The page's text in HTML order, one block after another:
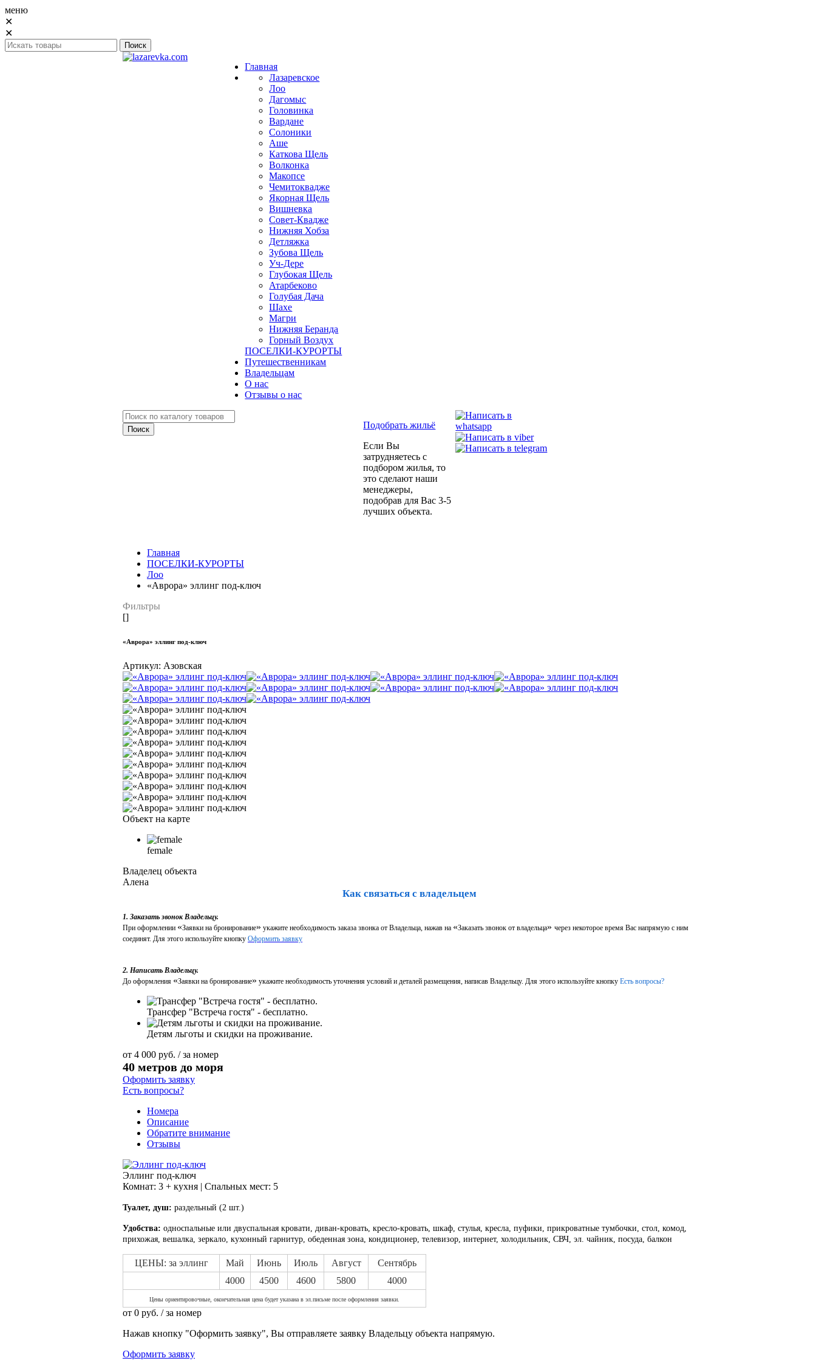
меню
✕
✕
Главная
Лазаревское
Лоо
Дагомыс
Головинка
Вардане
Солоники
Аше
Каткова Щель
Волконка
Макопсе
Чемитоквадже
Якорная Щель
Вишневка
Совет-Квадже
Нижняя Хобза
Детляжка
Зубова Щель
Уч-Дере
Глубокая Щель
Атарбеково
Голубая Дача
Шахе
Магри
Нижняя Беранда
Горный Воздух
ПОСЕЛКИ-КУРОРТЫ
Путешественникам
Владельцам
О нас
Отзывы о нас
Подобрать жильё
Если Вы
затрудняетесь с
подбором жилья, то
это сделают наши
менеджеры,
подобрав для Вас 3-5
лучших объекта.
Главная
ПОСЕЛКИ-КУРОРТЫ
Лоо
«Аврора» эллинг под-ключ
Фильтры
[]
«Аврора» эллинг под-ключ
Артикул: Азовская
Объект на карте
female
Владелец объекта
Алена
Как связаться с владельцем
1. Заказать звонок Владельцу.
При оформлении «Заявки на бронирование» укажите необходимость заказа звонка от Владельца, нажав на «Заказать звонок от владельца» через некоторое время Вас напрямую с ним
соединят. Для этого используйте кнопку Оформить заявку
2. Написать Владельцу.
До оформления «Заявки на бронирование» укажите необходимость уточнения условий и деталей размещения, написав Владельцу. Для этого используйте кнопку Есть вопросы?
Трансфер "Встреча гостя" - бесплатно.
Детям льготы и скидки на проживание.
от 4 000 руб. / за номер
40 метров до моря
Оформить заявку
Есть вопросы?
Номера
Описание
Обратите внимание
Отзывы
Эллинг под-ключ
Комнат: 3 + кухня | Спальных мест: 5
Туалет, душ: раздельный (2 шт.)
Удобства: односпальные или двуспальная кровати, диван-кровать, кресло-кровать, шкаф, стулья, кресла, пуфики, прикроватные тумбочки, стол, комод,
прихожая, вешалка, зеркало, кухонный гарнитур, обеденная зона, кондиционер, телевизор, интернет, холодильник, СВЧ, эл. чайник, посуда, балкон
ЦЕНЫ: за эллинг Май Июнь Июль Август
Сентябрь
4000
4500 4600 5800 4000
Цены ориентировочные, окончательная цена будет указана в эл.письме после оформления заявки.
от 0 руб. / за номер
Нажав кнопку "Оформить заявку", Вы отправляете заявку Владельцу объекта напрямую.
Оформить заявку